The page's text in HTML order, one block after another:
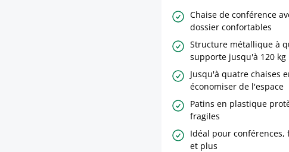
Chaise de conférence
dossier confortables
Structure métallique à
supporte jusqu'à 120 kg
Jusqu'à quatre chaises
économiser de l'espace
Patins en plastique
fragiles
Idéal pour conférences,
et plus